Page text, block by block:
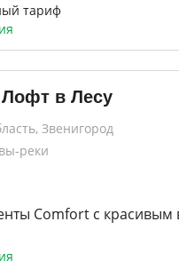
тариф
в Лесу
Звенигород
реки
Comfort с красивым